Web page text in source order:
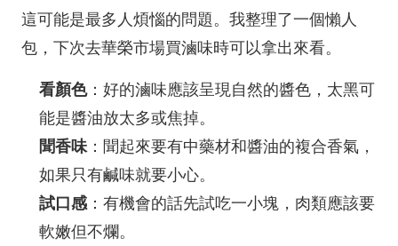
這可能是最多人煩惱的問題。我整理了一個懶人
包，下次去華榮市場買滷味時可以拿出來看。
看顏色：好的滷味應該呈現自然的醬色，太黑可
能是醬油放太多或焦掉。
聞香味 ：聞起來要有中藥材和醬油的複合香氣，
如果只有鹹味就要小心。
試口感 ：有機會的話先試吃一小塊，肉類應該要
軟嫩但不爛。